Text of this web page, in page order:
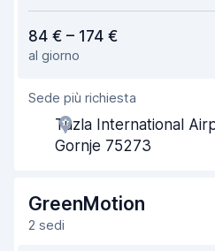
Facile da trovare
Gentilezza degli agenti
Rapidità del ritiro
Pulizia del veicolo
84 € – 174 €
al giorno
Sede più richiesta
Tuzla International
Gornje 75273
GreenMotion
2 sedi